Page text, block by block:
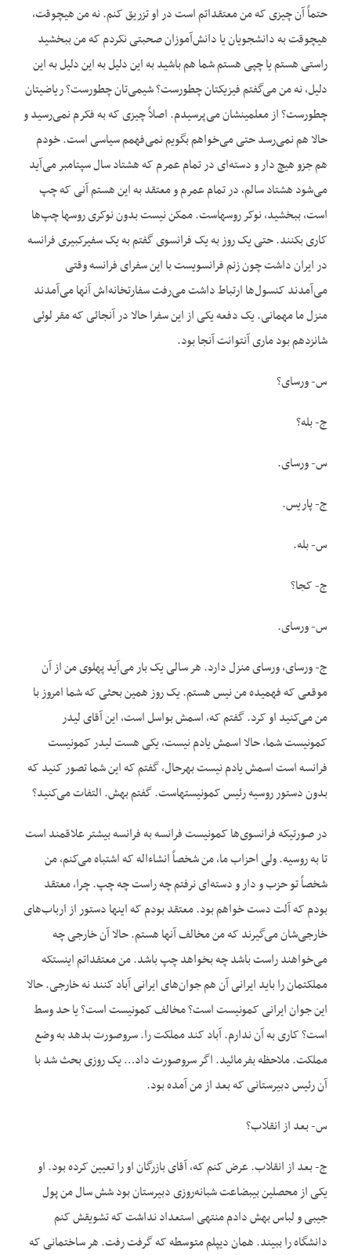
حتماً آن چیزی که من معتقداتم است در او تزریق کنم. نه من هیچوقت،
هیچوقت به دانشجویان یا دانش‌آموزان صحبتی نکردم که من ببخشید
راستی هستم یا چپی هستم شما هم باشید به این دلیل به این دلیل به این
دلیل، نه من می‌گفتم فیزیکتان چطورست؟ شیمی‌تان چطورست؟ ریاضیتان
چطورست؟ از معلمینشان می‌پرسیدم. اصلاً چیزی که به فکرم نمی‌رسید و
حالا هم نمی‌رسد حتی می‌خواهم بگویم نمی‌فهمم سیاسی است. خودم
هم جزو هیچ دار‌ و دسته‌ای در تمام عمرم که هشتاد سال سپتامبر می‌آید
می‌شود هشتاد سالم، در تمام عمرم و معتقد به این هستم آنی که چپ
است، ببخشید، نوکر روسهاست. ممکن نیست بدون نوکری روسها چپ‌ها
کاری بکنند. حتی یک روز به یک فرانسوی گفتم به یک سفیر‌کبیری فرانسه
در ایران داشت چون زنم فرانسویست با این سفرای فرانسه وقتی
می‌آمدند کنسول‌ها ارتباط داشت می‌رفت سفارتخانه‌اش آنها می‌آمدند
منزل ما مهمانی. یک دفعه یکی از این سفرا حالا در آنجائی که مقر لوئی
شانزدهم بود ماری آنتوانت آنجا بود.
س- ورسای؟
ج- بله؟
س- ورسای.
ج- پاریس.
س- بله.
ج- کجا؟
س- ورسای.
ج- ورسای، ورسای منزل دارد. هر سالی یک بار می‌آید پهلوی من از آن
موقعی که فهمیده من نیس هستم. یک روز همین بحثی که شما امروز با
من می‌کنید او کرد. گفتم که، اسمش بواسل است، این آقای لیدر
کمونیست شما، حالا اسمش یادم نیست، یکی هست لیدر کمونیست
فرانسه است اسمش یادم نیست بهرحال، گفتم که این شما تصور کنید که
بدون دستور روسیه رئیس کمونیستهاست. گفتم بهش. التفات می‌کنید؟
در صورتیکه فرانسوی‌ها کمونیست فرانسه به فرانسه بیشتر علاقمند است
تا به روسیه. ولی احزاب ما، من شخصاً انشاءاله که اشتباه می‌کنم، من
شخصاً تو حزب و دار و دسته‌ای نرفتم چه راست چه چپ. چرا، معتقد
بودم که آلت دست خواهم بود. معتقد بودم که اینها دستور از ارباب‌های
خارجی‌شان می‌گیرند که من مخالف آنها هستم. حالا آن خارجی چه
می‌خواهند راست باشد چه بخواهد چپ باشد. من معتقداتم اینستکه
مملکتمان را باید ایرانی آن هم جوان‌های ایرانی آباد کنند نه خارجی. حالا
این جوان ایرانی کمونیست است؟ مخالف کمونیست است؟ یا حد وسط
است؟ کاری به آن ندارم. آباد کند مملکت را. سر‌و‌صورت بدهد به وضع
مملکت. ملاحظه بفرمائید. اگر سروصورت داد… یک روزی بحث شد با
آن رئیس دبیرستانی که بعد از من آمده بود.
س- بعد از انقلاب؟
ج- بعد از انقلاب. عرض کنم که، آقای بازرگان او را تعیین کرده بود. او
یکی از محصلین بیبضاعت شبانه‌روزی دبیرستان بود شش سال من پول
جیبی و لباس بهش دادم منتهی استعداد نداشت که تشویقش کنم
دانشگاه را ببیند. همان دیپلم متوسطه که گرفت رفت. هر ساختمانی که